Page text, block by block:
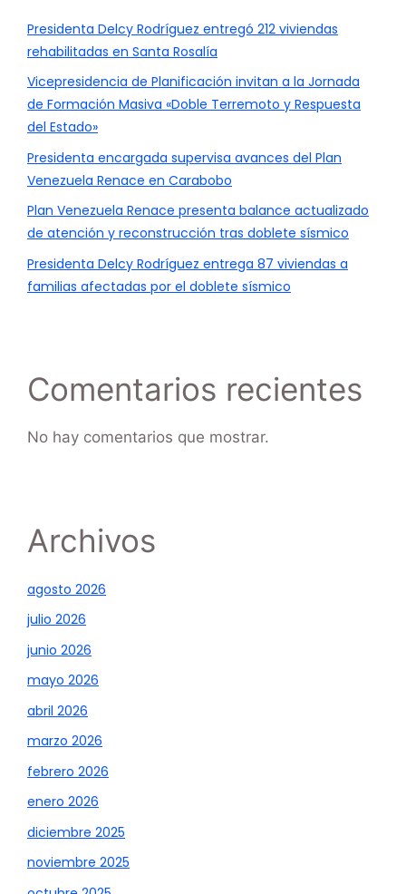
Presidenta Delcy Rodríguez entregó 212 viviendas
rehabilitadas en Santa Rosalía
Vicepresidencia de Planificación invitan a la Jornada
de Formación Masiva «Doble Terremoto y Respuesta
del Estado»
Presidenta encargada supervisa avances del Plan
Venezuela Renace en Carabobo
Plan Venezuela Renace presenta balance actualizado
de atención y reconstrucción tras doblete sísmico
Presidenta Delcy Rodríguez entrega 87 viviendas a
familias afectadas por el doblete sísmico
Comentarios recientes
No hay comentarios que mostrar.
Archivos
agosto 2026
julio 2026
junio 2026
mayo 2026
abril 2026
marzo 2026
febrero 2026
enero 2026
diciembre 2025
noviembre 2025